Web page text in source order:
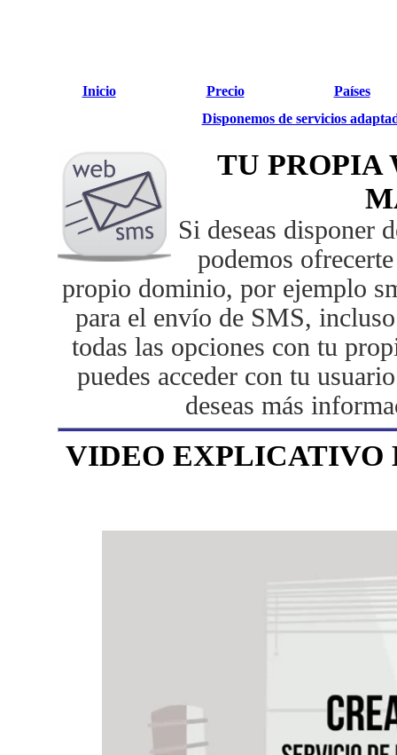
Inicio Precio
Países
Disponemos de servicios
TU PROPIA
Si deseas disponer
podemos
propio dominio, por ejemplo
para el envío de SMS,
todas las opciones con tu
puedes acceder con tu
deseas más
VIDEO EXPLICATIVO